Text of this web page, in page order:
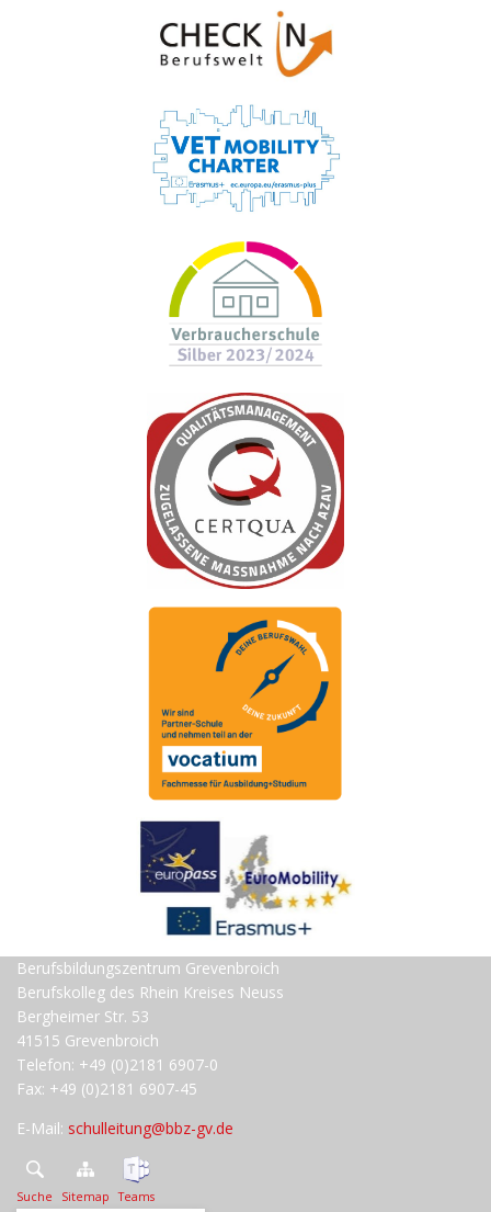
Berufsbildungszentrum Grevenbroich
Berufskolleg des Rhein Kreises Neuss
Bergheimer Str. 53
41515 Grevenbroich
Telefon: +49 (0)2181 6907-0
Fax: +49 (0)2181 6907-45
E-Mail: schulleitung@bbz-gv.de
Suche Sitemap Teams